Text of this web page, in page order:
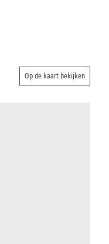
Op de kaart bekijken